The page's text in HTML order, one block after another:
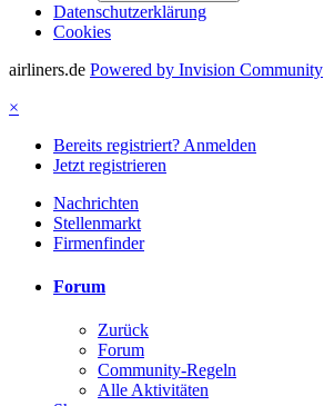
Datenschutzerklärung
Cookies
airliners.de Powered by Invision Community
×
Bereits registriert? Anmelden
Jetzt registrieren
Nachrichten
Stellenmarkt
Firmenfinder
Forum
Zurück
Forum
Community-Regeln
Alle Aktivitäten